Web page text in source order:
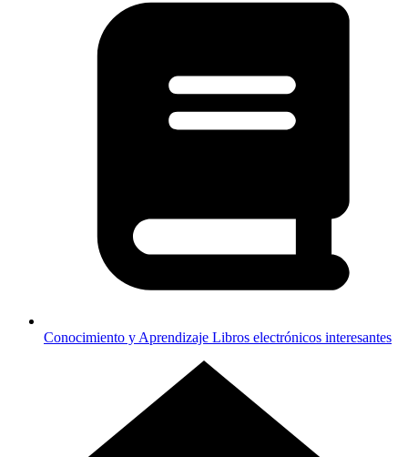
Conocimiento y Aprendizaje Libros electrónicos interesantes